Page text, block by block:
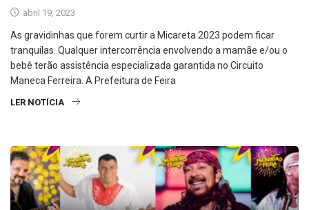
abril 19, 2023
As gravidinhas que forem curtir a Micareta 2023 podem ficar
tranquilas. Qualquer intercorrência envolvendo a mamãe e/ou o
bebê terão assistência especializada garantida no Circuito
Maneca Ferreira. A Prefeitura de Feira
LER NOTÍCIA